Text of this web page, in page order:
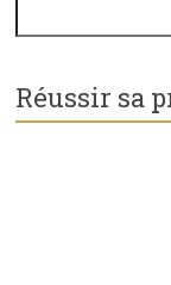
Réussir sa